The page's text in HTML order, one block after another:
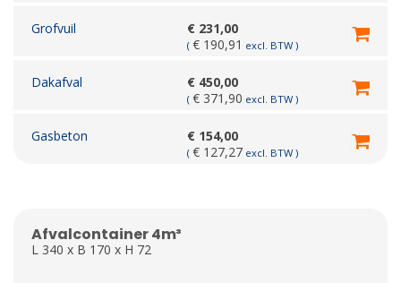
Grofvuil € 231,00
(€ 190,91 excl. BTW )
Dakafval € 450,00
(€ 371,90 excl. BTW )
Gasbeton € 154,00
(€ 127,27 excl. BTW )
Afvalcontainer 4m³
L 340 x B 170 x H 72